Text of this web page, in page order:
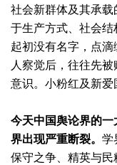
社会新群体及其承载
于生产方式、社会结
起初没有名字，点
人察觉后，往往先
意识。小粉红及新爱
今天中国舆论界的
界出现严重断裂。 学
保守之争、精英与